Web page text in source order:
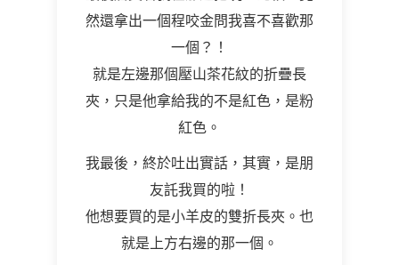
然還拿出一個程咬金問我喜不喜歡那
一個？！
就是左邊那個壓山茶花紋的折疊長
夾，只是他拿給我的不是紅色，是粉
紅色。
我最後，終於吐出實話，其實，是朋
友託我買的啦！
他想要買的是小羊皮的雙折長夾。也
就是上方右邊的那一個。